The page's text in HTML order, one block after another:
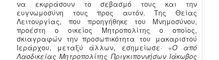
να εκφράσουν το σεβασμό τους και την
ευγνωμοσύνη τους προς αυτόν. Της Θείας
Λειτουργίας, που προηγήθηκε του Μνημοσύνου,
προέστη ο οικείος Μητροπολίτης ο οποίος,
σκιαγραφών την προσωπικότητα του μακαριστού
Ιεράρχου, μεταξύ άλλων, εσημείωσε· «Ο από
Λαοδικείας Μητροπολίτης Πριγκιποννήσων Ιάκωβος